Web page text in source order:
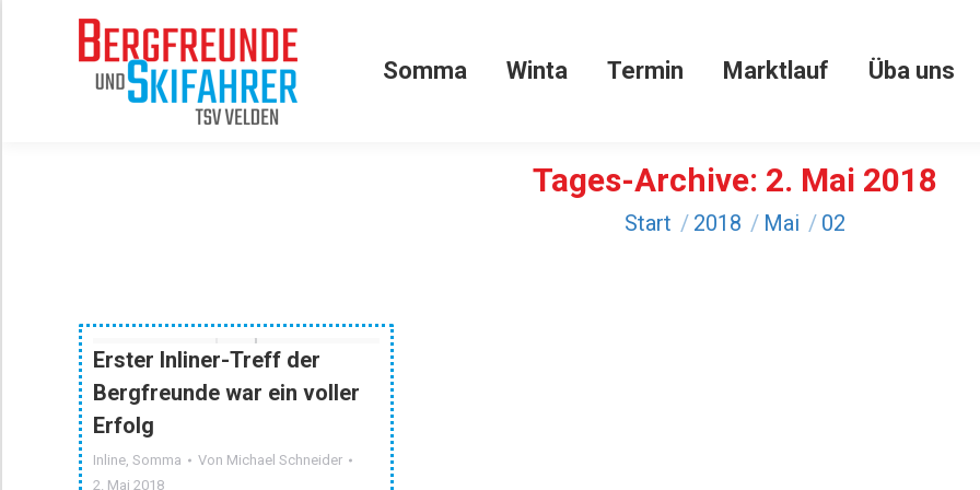
Somma Winta Termin Marktlauf Üba uns
Tages-Archive: 2. Mai 2018
Sie befinden sich hier:
Start 2018 Mai 02
Erster Inliner-Treff der
Bergfreunde war ein voller
Erfolg
Inline, Somma Von Michael Schneider
2. Mai 2018